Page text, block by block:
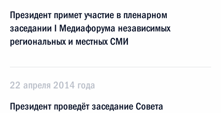
Президент примет участие в пленарном
заседании I Медиафорума независимых
региональных и местных СМИ
22 апреля 2014 года
Президент проведёт заседание Совета